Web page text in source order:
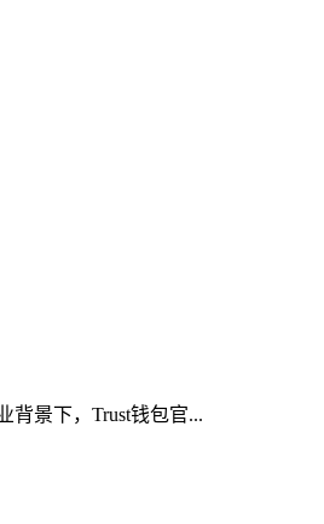
背景下，Trust钱包官...